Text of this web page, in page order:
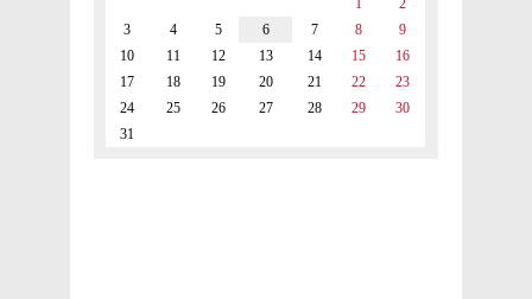
1
2
3
4 5 6 7 8
9
10
11 12 13 14 15
16
17
18 19 20 21 22
23
24
25 26 27 28 29
30
31